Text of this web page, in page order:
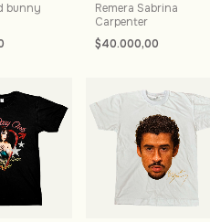
bunny
Remera Sabrina
Carpenter
$40.000,00